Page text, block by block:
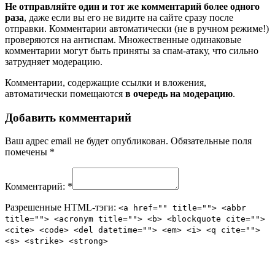
Не отправляйте один и тот же комментарий более одного
раза, даже если вы его не видите на сайте сразу после
отправки. Комментарии автоматически (не в ручном режиме!)
проверяются на антиспам. Множественные одинаковые
комментарии могут быть приняты за спам-атаку, что сильно
затрудняет модерацию.
Комментарии, содержащие ссылки и вложения,
автоматически помещаются в очередь на модерацию.
Добавить комментарий
Ваш адрес email не будет опубликован. Обязательные поля
помечены *
Комментарий: *
Разрешенные HTML-тэги: <a href="" title=""> <abbr
title=""> <acronym title=""> <b> <blockquote cite="">
<cite> <code> <del datetime=""> <em> <i> <q cite="">
<s> <strike> <strong>